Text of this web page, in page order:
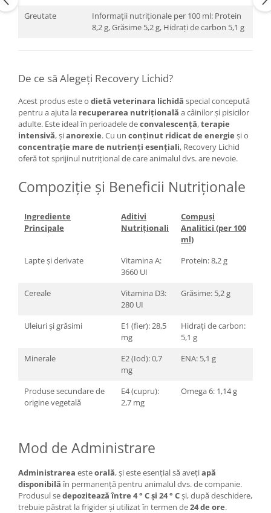
Greutate
Informații nutriționale per 100 ml: Protein
8,2 g, Grăsime 5,2 g, Hidrați de carbon 5,1 g
De ce să Alegeți Recovery Lichid?
Acest produs este o dietă veterinara lichidă special concepută
pentru a ajuta la recuperarea nutrițională a câinilor și pisicilor
adulte. Este ideal în perioadele deconvalescență,terapie
intensivă, șianorexie. Cu un conținut ridicat de energie și o
concentrație mare de nutrienți esențiali, Recovery Lichid
oferă tot sprijinul nutrițional de care animalul dvs. are nevoie.
Compoziție și Beneficii Nutriționale
Ingrediente
Principale
Aditivi
Nutriționali
Compuși
Analitici (per 100
ml)
Lapte și derivate
Vitamina A:
3660 UI
Protein: 8,2 g
Cereale
Vitamina D3:
280 UI
Grăsime: 5,2 g
Uleiuri și grăsimi
E1 (fier): 28,5
mg
Hidrați de carbon:
5,1 g
Minerale
E2 (Iod): 0,7
mg
ENA: 5,1 g
Produse secundare de
origine vegetală
E4 (cupru):
2,7 mg
Omega 6: 1,14 g
Mod de Administrare
Administrarea esteorală, și este esențial să avețiapă
disponibilăîn permanență pentru animalul dvs. de companie.
Produsul sedepozitează între 4 ° C și 24 ° Cși, după deschidere,
trebuie păstrat la frigider și utilizat în termen de24 de ore.